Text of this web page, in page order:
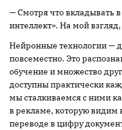
— Смотря что вкладывать
интеллект». На мой
Нейронные технологии —
повсеместно. Это
обучение и множество
доступны практически
мы сталкиваемся с ними
в рекламе, которую видим
переводе в цифру